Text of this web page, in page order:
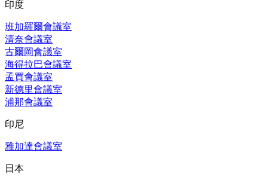
印度
班加羅爾會議室
清奈會議室
古爾岡會議室
海得拉巴會議室
孟買會議室
新德里會議室
浦那會議室
印尼
雅加達會議室
日本